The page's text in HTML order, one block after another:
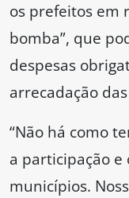
os prefeitos em
bomba”, que
despesas
arrecadação
“Não há como
a participação
municípios.